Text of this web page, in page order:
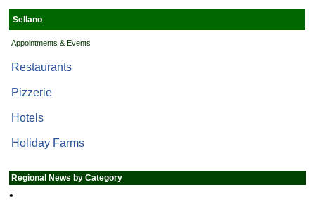
Sellano
Appointments & Events
Restaurants
Pizzerie
Hotels
Holiday Farms
Regional News by Category
•